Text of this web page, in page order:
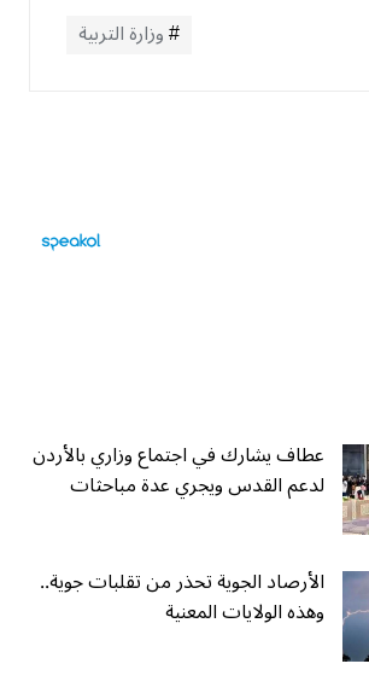
وزارة التربية
عطاف يشارك في اجتماع وزاري بالأردن
لدعم القدس ويجري عدة مباحثات
الأرصاد الجوية تحذر من تقلبات جوية..
وهذه الولايات المعنية